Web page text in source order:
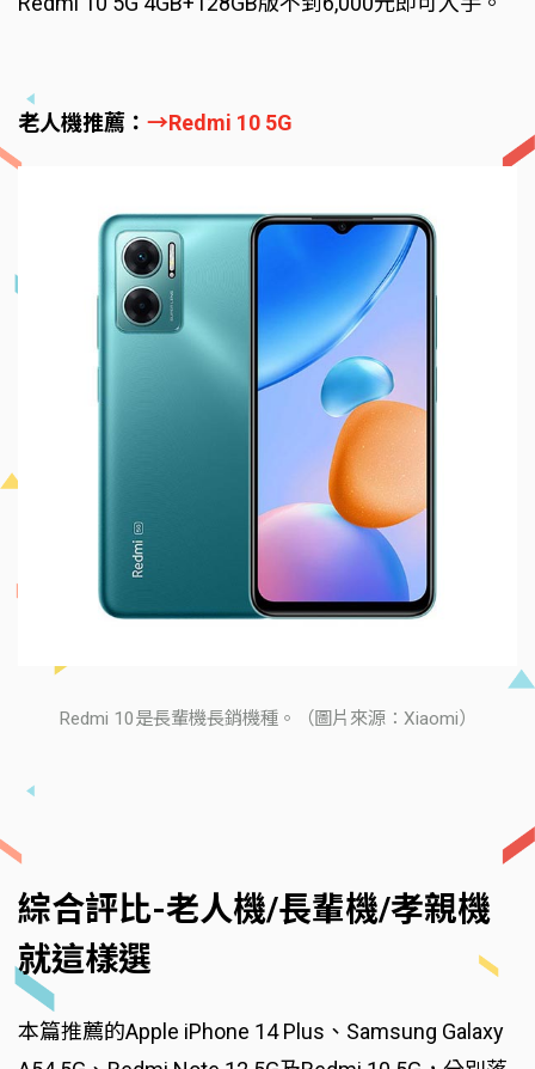
老人機推薦： →Redmi 10 5G
Redmi 10是長輩機長銷機種。（圖片來源：Xiaomi）
綜合評比-老人機/長輩機/孝親機
就這樣選
本篇推薦的Apple iPhone 14 Plus、Samsung Galaxy